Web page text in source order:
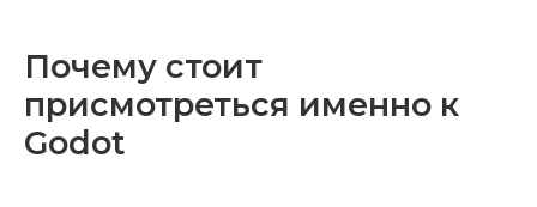
Почему стоит
присмотреться именно к
Godot